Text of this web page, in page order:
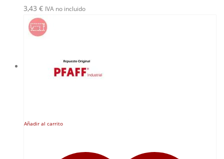
3,43 € IVA no incluido
Añadir al carrito